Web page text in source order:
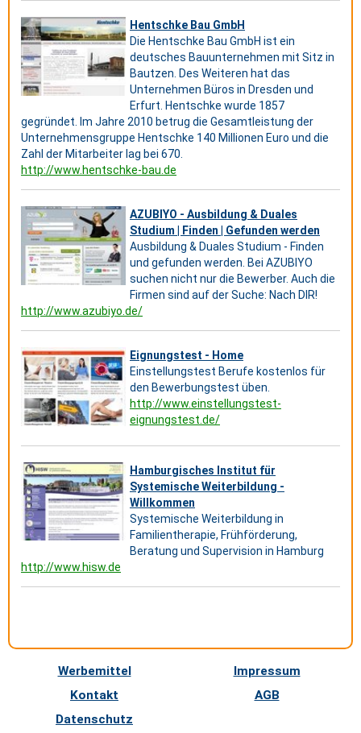
Hentschke Bau GmbH
Die Hentschke Bau GmbH ist ein
deutsches Bauunternehmen mit Sitz in
Bautzen. Des Weiteren hat das
Unternehmen Büros in Dresden und
Erfurt. Hentschke wurde 1857
gegründet. Im Jahre 2010 betrug die Gesamtleistung der
Unternehmensgruppe Hentschke 140 Millionen Euro und die
Zahl der Mitarbeiter lag bei 670.
http://www.hentschke-bau.de
AZUBIYO - Ausbildung & Duales
Studium | Finden | Gefunden werden
Ausbildung & Duales Studium - Finden
und gefunden werden. Bei AZUBIYO
suchen nicht nur die Bewerber. Auch die
Firmen sind auf der Suche: Nach DIR!
http://www.azubiyo.de/
Eignungstest - Home
Einstellungstest Berufe kostenlos für
den Bewerbungstest üben.
http://www.einstellungstest-
eignungstest.de/
Hamburgisches Institut für
Systemische Weiterbildung -
Willkommen
Systemische Weiterbildung in
Familientherapie, Frühförderung,
Beratung und Supervision in Hamburg
http://www.hisw.de
Werbemittel
Impressum
Kontakt
AGB
Datenschutz